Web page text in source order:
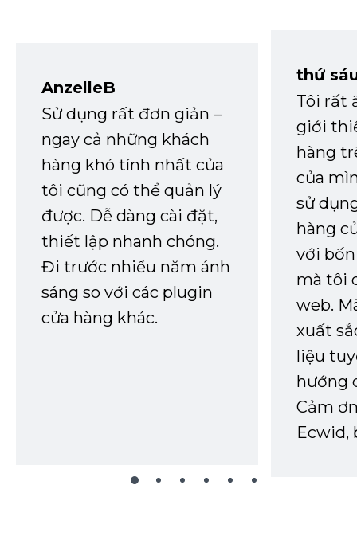
AnzelleB
Sử dụng rất đơn giản –
ngay cả những khách
hàng khó tính nhất của
tôi cũng có thể quản lý
được. Dễ dàng cài đặt,
thiết lập nhanh chóng.
Đi trước nhiều năm ánh
sáng so với các plugin
cửa hàng khác.
thứ
Tôi rất
giới
hàng
của
sử
hàng
với
mà tôi
web.
xuất
liệu
hướng
Cảm
Ecwid,